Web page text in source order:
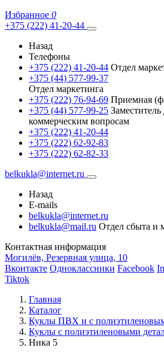
Избранное 0
+375 (222) 41-20-44
Назад
Телефоны
+375 (222) 41-20-44 Отдел
+375 (44) 577-99-37
Отдел маркетинга
+375 (222) 76-94-69 Приемная
+375 (44) 577-99-25
коммерческим вопросам
+375 (222) 41-20-44
+375 (222) 62-92-83
+375 (222) 62-82-33
belkukla@internet.ru
Назад
E-mails
belkukla@internet.ru
belkukla@mail.ru Отдел сбыта и
Контактная информация
Могилёв, Резервная улица, 10
Вконтакте Одноклассники Facebook
Tiktok
Главная
Каталог
Куклы ПВХ и с
Куклы с полиэтиленовыми
Ника 5